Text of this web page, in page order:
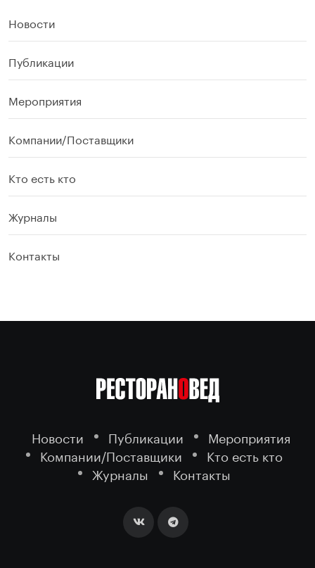
Новости
Публикации
Мероприятия
Компании/Поставщики
Кто есть кто
Журналы
Контакты
Новости Публикации
Мероприятия
Компании/Поставщики
Кто есть кто
Журналы
Контакты